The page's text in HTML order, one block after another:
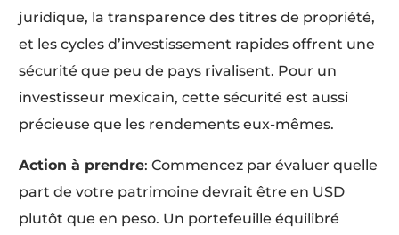
juridique, la transparence des titres de propriété,
et les cycles d’investissement rapides offrent une
sécurité que peu de pays rivalisent. Pour un
investisseur mexicain, cette sécurité est aussi
précieuse que les rendements eux-mêmes.
Action à prendre: Commencez par évaluer quelle
part de votre patrimoine devrait être en USD
plutôt que en peso. Un portefeuille équilibré